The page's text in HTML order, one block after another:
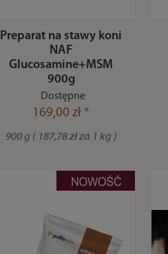
Preparat na stawy koni
NAF
Glucosamine+MSM
900g
Dostępne
169,00 zł *
900 g ( 187,78 zł za 1 kg )